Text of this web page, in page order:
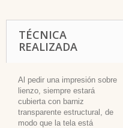
TÉCNICA
REALIZADA
Al pedir una impresión sobre
lienzo, siempre estará
cubierta con barniz
transparente estructural, de
modo que la tela está